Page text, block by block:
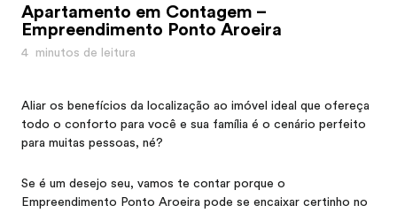
Apartamento em Contagem –
Empreendimento Ponto Aroeira
4 minutos de leitura
Aliar os benefícios da localização ao imóvel ideal que ofereça
todo o conforto para você e sua família é o cenário perfeito
para muitas pessoas, né?
Se é um desejo seu, vamos te contar porque o
Empreendimento Ponto Aroeira pode se encaixar certinho no